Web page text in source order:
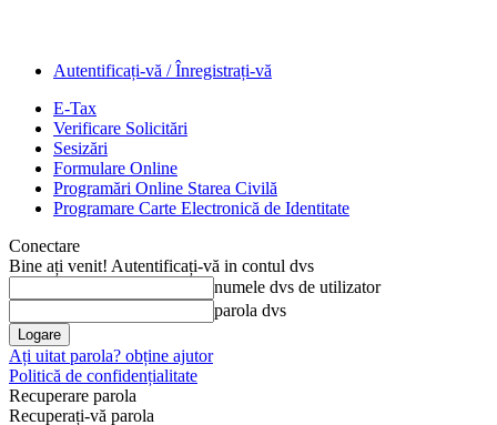
Autentificați-vă / Înregistrați-vă
E-Tax
Verificare Solicitări
Sesizări
Formulare Online
Programări Online Starea Civilă
Programare Carte Electronică de Identitate
Conectare
Bine ați venit! Autentificați-vă in contul dvs
numele dvs de utilizator
parola dvs
Ați uitat parola? obține ajutor
Politică de confidențialitate
Recuperare parola
Recuperați-vă parola